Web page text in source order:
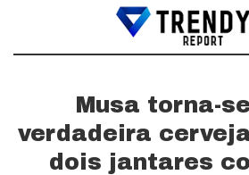
Musa torna-
verdadeira
dois jantares